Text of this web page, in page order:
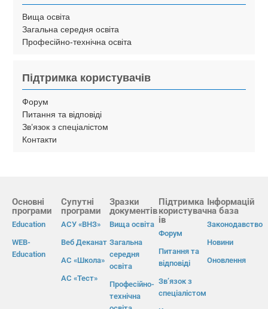
Вища освіта
Загальна середня освіта
Професійно-технічна освіта
Підтримка користувачів
Форум
Питання та відповіді
Зв’язок з спеціалістом
Контакти
Основні
програми
Education
WEB-
Education
Супутні
програми
АСУ «ВНЗ»
Веб Деканат
АС «Школа»
АС «Тест»
Зразки
документів
Вища освіта
Загальна
середня
освіта
Професійно-
технічна
Підтримка
користувач
ів
Форум
Питання та
відповіді
Зв’язок з
спеціалістом
Інформацій
на база
Законодавство
Новини
Оновлення